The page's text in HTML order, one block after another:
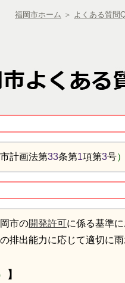
福岡市ホーム ＞ よくある質問
計画法第33条第1項第3号）
市の開発許可に係る基準
排出能力に応じて適切に
】